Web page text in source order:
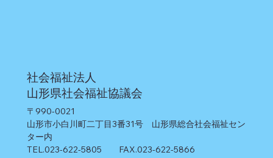
社会福祉法人
山形県社会福祉協議会
〒990-0021
山形市小白川町二丁目3番31号 山形県総合社会福祉セン
ター内
TEL.023-622-5805 FAX.023-622-5866